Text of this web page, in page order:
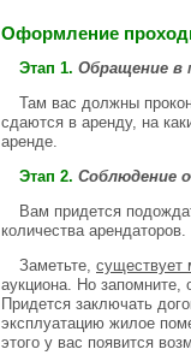
Оформление
Этап 1. Обращение в
Там вас должны
сдаются в аренду, на
аренде.
Этап 2. Соблюдение
Вам придется
количества арендаторов.
Заметьте, существует
аукциона. Но запомните,
Придется заключать
эксплуатацию жилое
этого у вас появится